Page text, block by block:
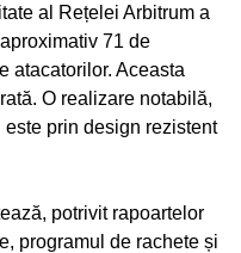
al Rețelei Arbitrum a
71 de
atacatorilor. Aceasta
O realizare notabilă,
prin design rezistent
potrivit rapoartelor
programul de rachete și